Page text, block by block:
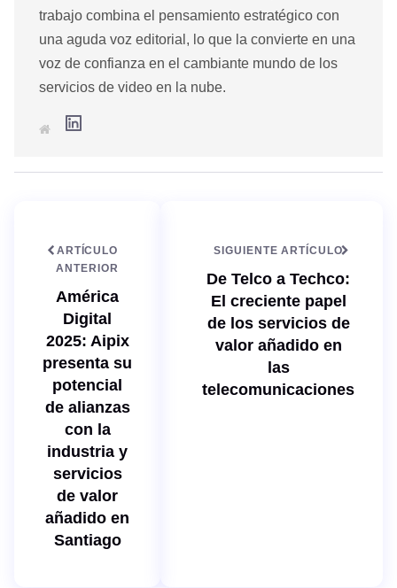
trabajo combina el pensamiento estratégico con
una aguda voz editorial, lo que la convierte en una
voz de confianza en el cambiante mundo de los
servicios de video en la nube.
ARTÍCULO
ANTERIOR
América
Digital
2025: Aipix
presenta su
potencial
de alianzas
con la
industria y
servicios
de valor
añadido en
Santiago
SIGUIENTE ARTÍCULO
De Telco a Techco:
El creciente papel
de los servicios de
valor añadido en
las
telecomunicaciones